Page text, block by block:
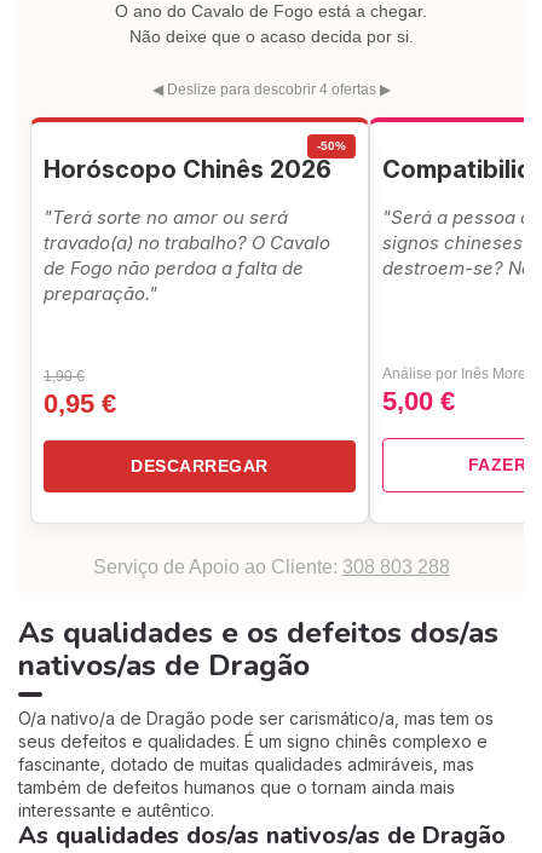
O ano do Cavalo de Fogo está a chegar.
Não deixe que o acaso decida por si.
◀ Deslize para descobrir 4 ofertas ▶
-50%
Horóscopo Chinês 2026
"Terá sorte no amor ou será
travado(a) no trabalho? O Cavalo
de Fogo não perdoa a falta de
preparação."
1,90 €
0,95 €
DESCARREGAR
"Será a pessoa
signos chineses
destroem-se?
Análise por Inês Moreira
5,00 €
FAZER
Serviço de Apoio ao Cliente: 308 803 288
As qualidades e os defeitos dos/as
nativos/as de Dragão
O/a nativo/a de Dragão pode ser carismático/a, mas tem os
seus defeitos e qualidades. É um signo chinês complexo e
fascinante, dotado de muitas qualidades admiráveis, mas
também de defeitos humanos que o tornam ainda mais
interessante e autêntico.
As qualidades dos/as nativos/as de Dragão